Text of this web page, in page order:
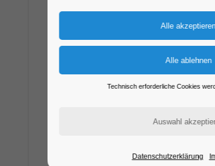
Technisch erforderliche Cookies
Datenschutzerklärung